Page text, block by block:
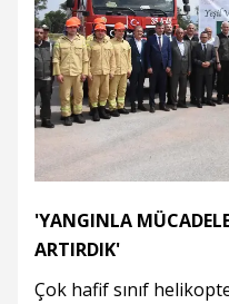
'YANGINLA
ARTIRDIK'
Çok hafif sınıf